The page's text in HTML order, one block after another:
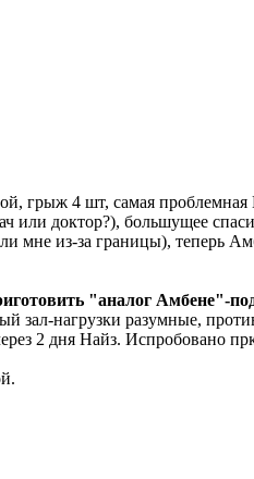
грыж 4 шт, самая
или доктор?), большущее
мне из-за границы), теперь
"аналог Амбене"-
зал-нагрузки разумные,
2 дня Найз. Испробовано